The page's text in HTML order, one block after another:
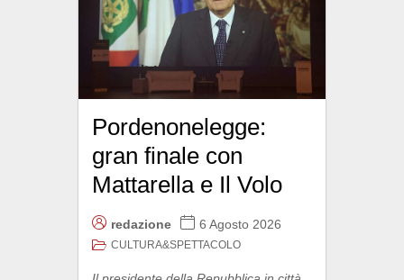
Pordenonelegge:
gran finale con
Mattarella e Il Volo
redazione 6 Agosto 2026
CULTURA&SPETTACOLO